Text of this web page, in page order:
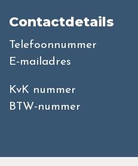
Contactdetails
Telefoonnummer
E-mailadres
KvK nummer
BTW-nummer